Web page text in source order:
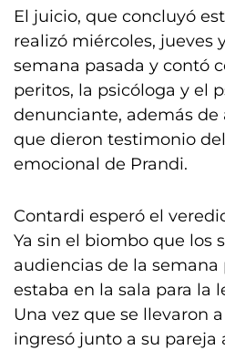
El juicio, que concluyó
realizó miércoles, jueves
semana pasada y contó
peritos, la psicóloga y el
denunciante, además
que dieron testimonio
emocional de Prandi.
Contardi esperó el
Ya sin el biombo que los
audiencias de la semana
estaba en la sala para la
Una vez que se llevaron
ingresó junto a su pareja